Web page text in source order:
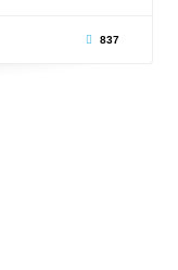
837